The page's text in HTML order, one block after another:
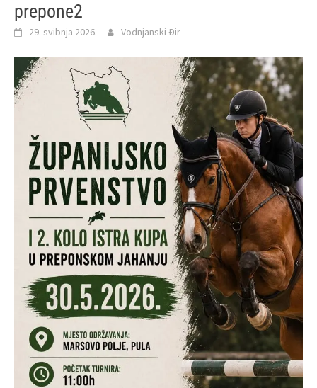
prepone2
29. svibnja 2026. Vodnjanski Đir